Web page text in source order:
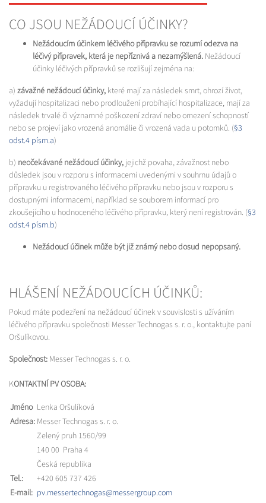
CO JSOU NEŽÁDOUCÍ ÚČINKY?
Nežádoucím účinkem léčivého přípravku se rozumí odezva na
léčivý přípravek, která je nepříznivá a nezamýšlená. Nežádoucí
účinky léčivých přípravků se rozlišují zejména na:
a) závažné nežádoucí účinky, které mají za následek smrt, ohrozí život,
vyžadují hospitalizaci nebo prodloužení probíhající hospitalizace, mají za
následek trvalé či významné poškození zdraví nebo omezení schopností
nebo se projeví jako vrozená anomálie či vrozená vada u potomků. (§3
odst.4 písm.a)
b) neočekávané nežádoucí účinky, jejichž povaha, závažnost nebo
důsledek jsou v rozporu s informacemi uvedenými v souhrnu údajů o
přípravku u registrovaného léčivého přípravku nebo jsou v rozporu s
dostupnými informacemi, například se souborem informací pro
zkoušejícího u hodnoceného léčivého přípravku, který není registrován. (§3
odst.4 písm.b)
Nežádoucí účinek může být již známý nebo dosud nepopsaný.
HLÁŠENÍ NEŽÁDOUCÍCH ÚČINKŮ:
Pokud máte podezření na nežádoucí účinek v souvislosti s užíváním
léčivého přípravku společnosti Messer Technogas s. r. o., kontaktujte paní
Oršulíkovou.
Společnost: Messer Technogas s. r. o.
KONTAKTNÍ PV OSOBA:
Jméno Lenka Oršulíková
Adresa: Messer Technogas s. r. o.
Zelený pruh 1560/99
140 00 Praha 4
Česká republika
Tel.:
+420 605 737 426
E-mail: pv.messertechnogas@messergroup.com